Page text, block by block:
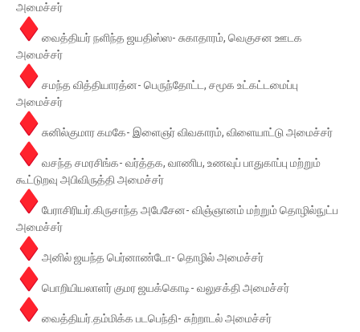
அமைச்சர்
வைத்தியர் நளிந்த ஜயதிஸ்ஸ- சுகாதாரம், வெகுசன ஊடக
அமைச்சர்
சமந்த வித்தியாரத்ன- பெருந்தோட்ட, சமூக உட்கட்டமைப்பு
அமைச்சர்
சுனில்குமார கமகே- இளைஞர் விவகாரம், விளையாட்டு அமைச்சர்
வசந்த சமரசிங்க- வர்த்தக, வாணிப, உணவுப் பாதுகாப்பு மற்றும்
கூட்டுறவு அபிவிருத்தி அமைச்சர்
பேராசிரியர்.கிருசாந்த அபேசேன- விஞ்ஞானம் மற்றும் தொழில்நுட்ப
அமைச்சர்
அனில் ஜயந்த பெர்னாண்டோ- தொழில் அமைச்சர்
பொறியியலாளர் குமர ஜயக்கொடி- வலுசக்தி அமைச்சர்
வைத்தியர்.தம்மிக்க படபெந்தி- சுற்றாடல் அமைச்சர்